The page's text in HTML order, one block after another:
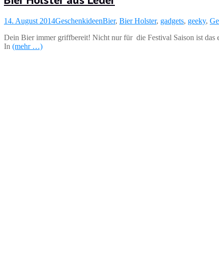
14. August 2014GeschenkideenBier, Bier Holster, gadgets, geeky,
Dein Bier immer griffbereit! Nicht nur für die Festival Saison ist das
In (mehr …)